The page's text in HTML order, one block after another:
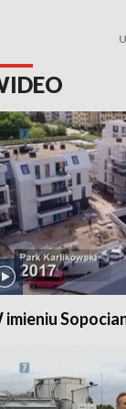
imieniu